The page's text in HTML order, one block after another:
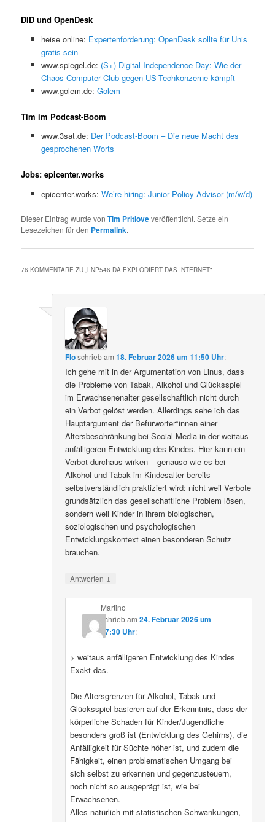
DID und OpenDesk
heise online: Expertenforderung: OpenDesk sollte für Unis
gratis sein
www.spiegel.de: (S+) Digital Independence Day: Wie der
Chaos Computer Club gegen US-Techkonzerne kämpft
www.golem.de: Golem
Tim im Podcast-Boom
www.3sat.de: Der Podcast-Boom – Die neue Macht des
gesprochenen Worts
Jobs: epicenter.works
epicenter.works: We’re hiring: Junior Policy Advisor (m/w/d)
Dieser Eintrag wurde vonTim Pritloveveröffentlicht. Setze ein
Lesezeichen für den Permalink.
76 KOMMENTARE ZU „LNP546 DA EXPLODIERT DAS INTERNET“
Floschriebam18. Februar 2026 um 11:50 Uhr:
Ich gehe mit in der Argumentation von Linus, dass
die Probleme von Tabak, Alkohol und Glücksspiel
im Erwachsenenalter gesellschaftlich nicht durch
ein Verbot gelöst werden. Allerdings sehe ich das
Hauptargument der Befürworter*innen einer
Altersbeschränkung bei Social Media in der weitaus
anfälligeren Entwicklung des Kindes. Hier kann ein
Verbot durchaus wirken – genauso wie es bei
Alkohol und Tabak im Kindesalter bereits
selbstverständlich praktiziert wird: nicht weil Verbote
grundsätzlich das gesellschaftliche Problem lösen,
sondern weil Kinder in ihrem biologischen,
soziologischen und psychologischen
Entwicklungskontext einen besonderen Schutz
brauchen.
Antworten ↓
Martino
schriebam 24. Februar 2026 um
07:30 Uhr:
> weitaus anfälligeren Entwicklung des Kindes
Exakt das.
Die Altersgrenzen für Alkohol, Tabak und
Glücksspiel basieren auf der Erkenntnis, dass der
körperliche Schaden für Kinder/Jugendliche
besonders groß ist (Entwicklung des Gehirns), die
Anfälligkeit für Süchte höher ist, und zudem die
Fähigkeit, einen problematischen Umgang bei
sich selbst zu erkennen und gegenzusteuern,
noch nicht so ausgeprägt ist, wie bei
Erwachsenen.
Alles natürlich mit statistischen Schwankungen,